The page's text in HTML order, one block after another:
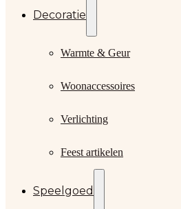
Decoratie
Warmte & Geur
Woonaccessoires
Verlichting
Feest artikelen
Speelgoed